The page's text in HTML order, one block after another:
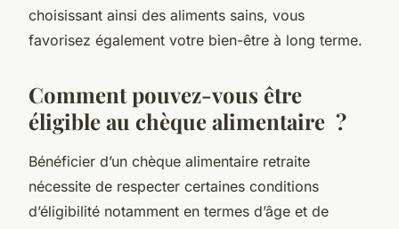
choisissant ainsi des aliments sains, vous
favorisez également votre bien-être à long terme.
Comment pouvez-vous être
éligible au chèque alimentaire ?
Bénéficier d’un chèque alimentaire retraite
nécessite de respecter certaines conditions
d’éligibilité notamment en termes d’âge et de